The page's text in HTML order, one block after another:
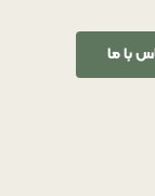
با ما